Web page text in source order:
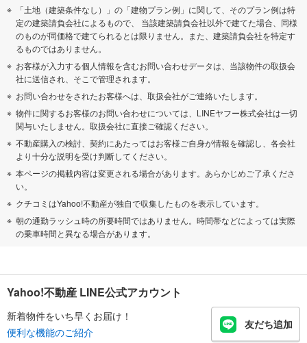
「土地（建築条件なし）」の「建物プラン例」に関して、そのプラン例は特
定の建築請負会社によるもので、 当該建築請負会社以外で建てた場合、同様
のものが同価格で建てられるとは限りません。また、建築請負会社を特定す
るものではありません。
お客様が入力する個人情報を含むお問い合わせデータは、当該物件の取扱会
社に送信され、そこで管理されます。
お問い合わせをされたお客様へは、取扱会社がご連絡いたします。
物件に関するお客様のお問い合わせについては、LINEヤフー株式会社は一切
関与いたしません。取扱会社に直接ご確認ください。
不動産購入の検討、契約にあたってはお客様ご自身が情報を確認し、各会社
より十分な説明を受け判断してください。
本ページの掲載内容は変更される場合があります。あらかじめご了承くださ
い。
クチコミはYahoo!不動産が独自で収集したものを表示しています。
朝の通勤ラッシュ時の所要時間ではありません。時間帯などによっては実際
の乗車時間と異なる場合があります。
Yahoo!不動産 LINE公式アカウント
新着物件をいち早くお届け！
便利な機能のご紹介
友だち追加